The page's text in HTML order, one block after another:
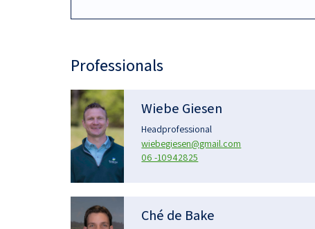
Professionals
Wiebe Giesen
Headprofessional
wiebegiesen@gmail.com
06 -10942825
Ché de Bake